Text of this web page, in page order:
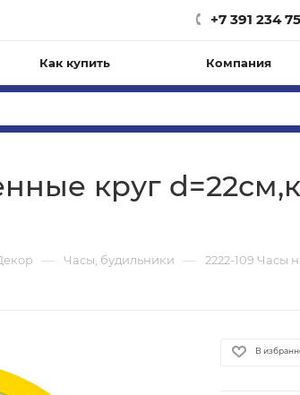
+7 391 234
Как купить Компания
круг
— Часы, будильники — 2222-109 Часы
В